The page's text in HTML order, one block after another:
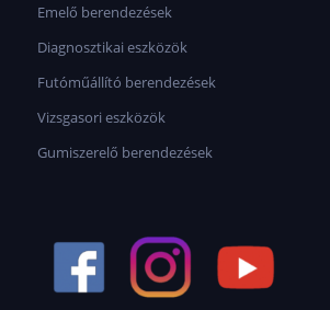
Emelő berendezések
Diagnosztikai eszközök
Futóműállító berendezések
Vizsgasori eszközök
Gumiszerelő berendezések